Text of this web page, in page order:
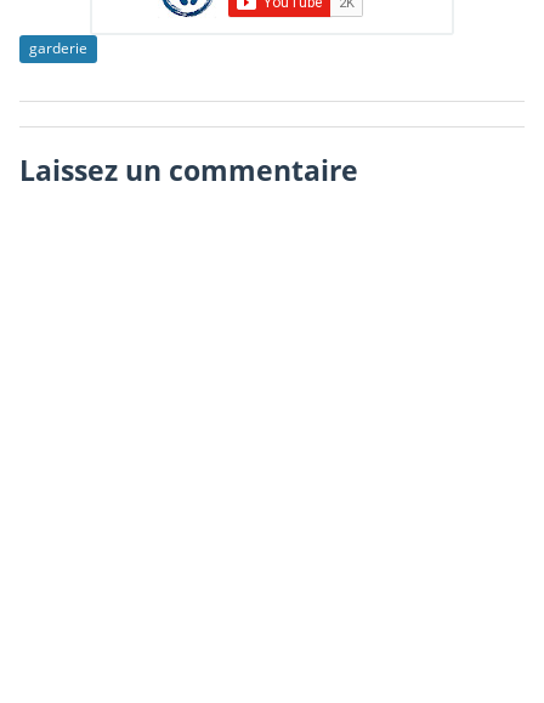
garderie
Laissez un commentaire